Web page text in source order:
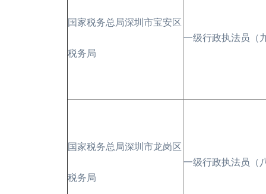
国家税务总局深圳市宝安区
税务局
一级行政执法员（
国家税务总局深圳市龙岗区
税务局
一级行政执法员（